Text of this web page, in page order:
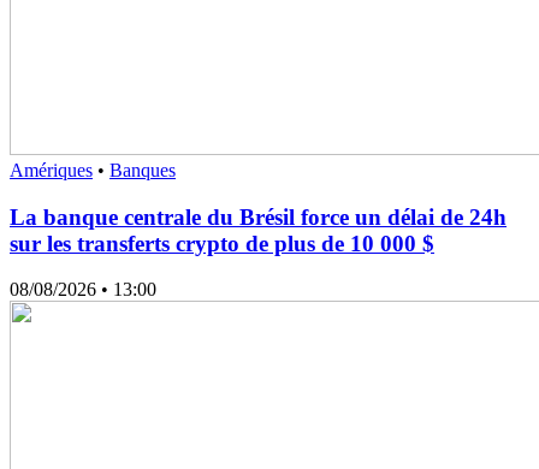
Amériques • Banques
La banque centrale du Brésil force un délai de 24h
sur les transferts crypto de plus de 10 000 $
08/08/2026 • 13:00